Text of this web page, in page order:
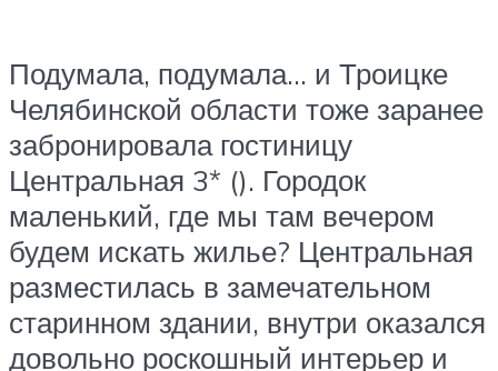
Подумала, подумала… и Троицке
Челябинской области тоже заранее
забронировала гостиницу
Центральная 3* (). Городок
маленький, где мы там вечером
будем искать жилье? Центральная
разместилась в замечательном
старинном здании, внутри оказался
довольно роскошный интерьер и